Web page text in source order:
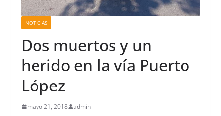
NOTICIAS
Dos muertos y un
herido en la vía Puerto
López
mayo 21, 2018 admin